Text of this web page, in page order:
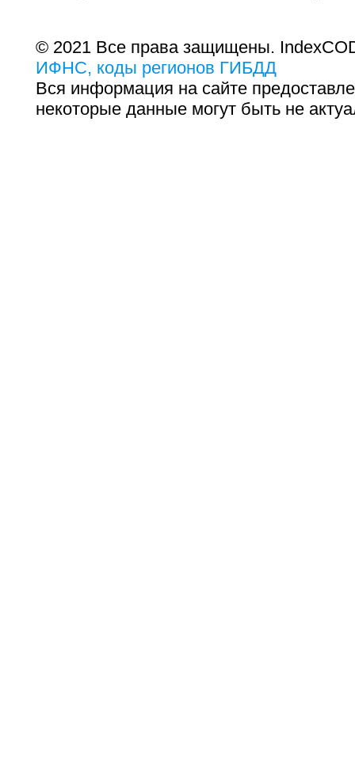
© 2021 Все права защищены.
ИФНС, коды регионов ГИБДД
Вся информация на сайте
некоторые данные могут быть не